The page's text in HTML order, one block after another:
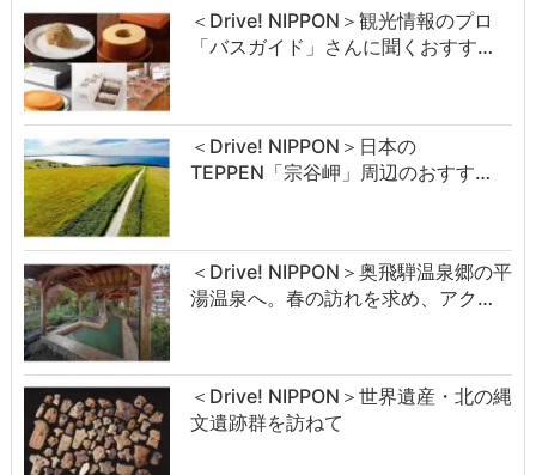
＜Drive! NIPPON＞観光情報のプロ
「バスガイド」さんに聞くおすす…
＜Drive! NIPPON＞日本の
TEPPEN「宗谷岬」周辺のおすす…
＜Drive! NIPPON＞奥飛騨温泉郷の平
湯温泉へ。春の訪れを求め、アク…
＜Drive! NIPPON＞世界遺産・北の縄
文遺跡群を訪ねて